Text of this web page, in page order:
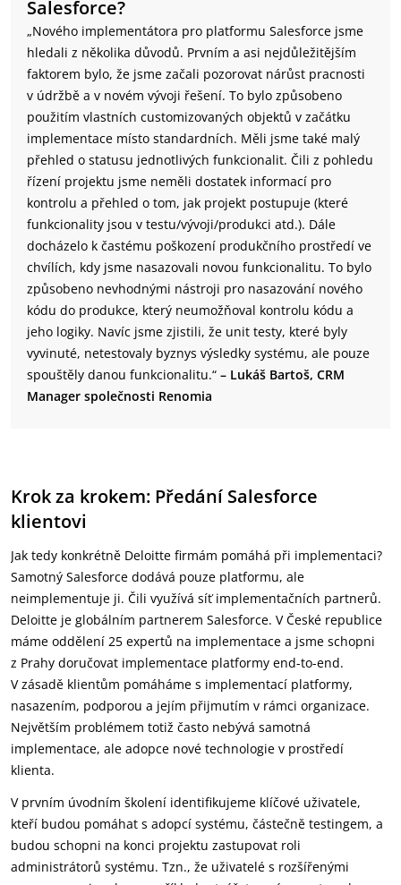
Salesforce?
„Nového implementátora pro platformu Salesforce jsme
hledali z několika důvodů. Prvním a asi nejdůležitějším
faktorem bylo, že jsme začali pozorovat nárůst pracnosti
v údržbě a v novém vývoji řešení. To bylo způsobeno
použitím vlastních customizovaných objektů v začátku
implementace místo standardních. Měli jsme také malý
přehled o statusu jednotlivých funkcionalit. Čili z pohledu
řízení projektu jsme neměli dostatek informací pro
kontrolu a přehled o tom, jak projekt postupuje (které
funkcionality jsou v testu/vývoji/produkci atd.). Dále
docházelo k častému poškození produkčního prostředí ve
chvílích, kdy jsme nasazovali novou funkcionalitu. To bylo
způsobeno nevhodnými nástroji pro nasazování nového
kódu do produkce, který neumožňoval kontrolu kódu a
jeho logiky. Navíc jsme zjistili, že unit testy, které byly
vyvinuté, netestovaly byznys výsledky systému, ale pouze
spouštěly danou funkcionalitu.“ – Lukáš Bartoš, CRM
Manager společnosti Renomia
Krok za krokem: Předání Salesforce
klientovi
Jak tedy konkrétně Deloitte firmám pomáhá při implementaci?
Samotný Salesforce dodává pouze platformu, ale
neimplementuje ji. Čili využívá síť implementačních partnerů.
Deloitte je globálním partnerem Salesforce. V České republice
máme oddělení 25 expertů na implementace a jsme schopni
z Prahy doručovat implementace platformy end-to-end.
V zásadě klientům pomáháme s implementací platformy,
nasazením, podporou a jejím přijmutím v rámci organizace.
Největším problémem totiž často nebývá samotná
implementace, ale adopce nové technologie v prostředí
klienta.
V prvním úvodním školení identifikujeme klíčové uživatele,
kteří budou pomáhat s adopcí systému, částečně testingem, a
budou schopni na konci projektu zastupovat roli
administrátorů systému. Tzn., že uživatelé s rozšířenými